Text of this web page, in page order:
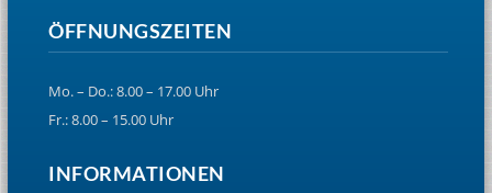
ÖFFNUNGSZEITEN
Mo. – Do.: 8.00 – 17.00 Uhr
Fr.: 8.00 – 15.00 Uhr
INFORMATIONEN